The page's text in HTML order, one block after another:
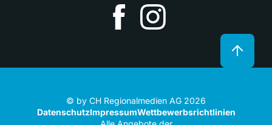
© by CH Regionalmedien AG 2026
DatenschutzImpressumWettbewerbsrichtlinien